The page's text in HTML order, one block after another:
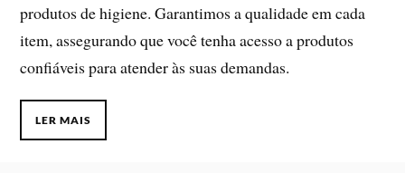
produtos de higiene. Garantimos a qualidade em cada
item, assegurando que você tenha acesso a produtos
confiáveis para atender às suas demandas.
LER MAIS